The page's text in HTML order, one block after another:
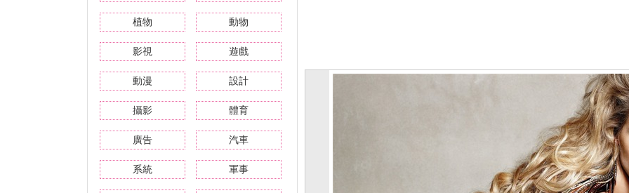
植物 動物
影視 遊戲
動漫 設計
攝影 體育
廣告 汽車
系統 軍事